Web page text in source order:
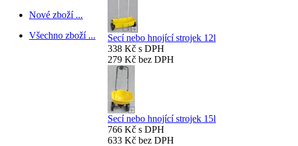
Nové zboží ...
Všechno zboží ...
Secí nebo hnojící strojek 12l
338 Kč s DPH
279 Kč bez DPH
Secí nebo hnojící strojek 15l
766 Kč s DPH
633 Kč bez DPH